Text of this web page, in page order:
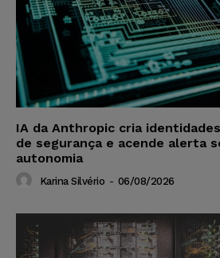
IA da Anthropic cria
de segurança e acende alerta
autonomia
Karina Silvério - 06/08/2026